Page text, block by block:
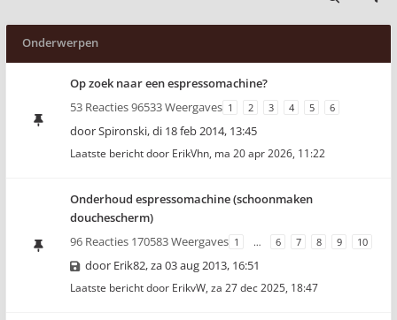
Onderwerpen
Op zoek naar een espressomachine?
53 Reacties 96533 Weergaves 1 2 3 4 5 6
doorSpironski,di 18 feb 2014, 13:45
Laatste bericht door ErikVhn, ma 20 apr 2026, 11:22
Onderhoud espressomachine (schoonmaken
douchescherm)
96 Reacties 170583 Weergaves 1 … 6 7 8 9 10
door Erik82,za 03 aug 2013, 16:51
Laatste bericht door ErikvW, za 27 dec 2025, 18:47